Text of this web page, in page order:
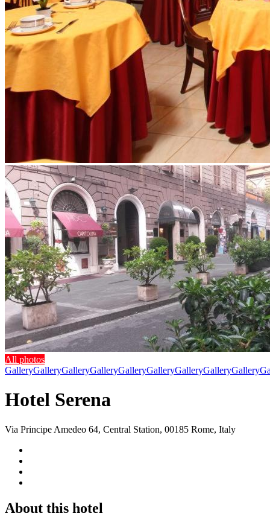
All photos
GalleryGalleryGalleryGalleryGalleryGalleryGalleryGalleryGallery
Hotel Serena
Via Principe Amedeo 64, Central Station, 00185 Rome, Italy
About this hotel